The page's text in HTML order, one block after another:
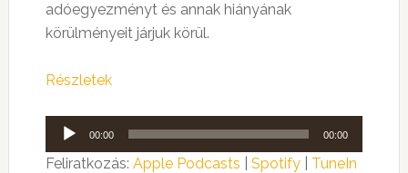
adóegyezményt és annak hiányának
körülményeit járjuk körül.
Részletek
Audió
lejátszó
00:00 00:00
Feliratkozás: Apple Podcasts Spotify| TuneIn